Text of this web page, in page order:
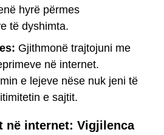
hyrë përmes
të dyshimta.
Gjithmonë trajtojuni me
në internet.
e lejeve nëse nuk jeni të
e sajtit.
në internet: Vigjilenca